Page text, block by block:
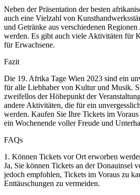
Neben der Präsentation der besten
auch eine Vielzahl von
und Getränke aus verschiedenen
werden. Es gibt auch viele Aktivitäten für
für Erwachsene.
Fazit
Die 19. Afrika Tage Wien 2023 sind ein
für alle Liebhaber von Kultur und Musik.
zweifellos der Höhepunkt der
andere Aktivitäten, die für ein
werden. Kaufen Sie Ihre Tickets im
ein Wochenende voller Freude und
FAQs
1. Können Tickets vor Ort erworben
Ja, Sie können Tickets an der Donauinsel
jedoch empfohlen, Tickets im Voraus zu
Enttäuschungen zu vermeiden.